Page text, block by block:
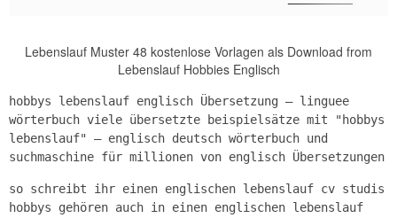
Lebenslauf Muster 48 kostenlose Vorlagen als Download from
Lebenslauf Hobbies Englisch
hobbys lebenslauf englisch Übersetzung – linguee
wörterbuch viele übersetzte beispielsätze mit "hobbys
lebenslauf" – englisch deutsch wörterbuch und
suchmaschine für millionen von englisch Übersetzungen
so schreibt ihr einen englischen lebenslauf cv studis
hobbys gehören auch in einen englischen lebenslauf